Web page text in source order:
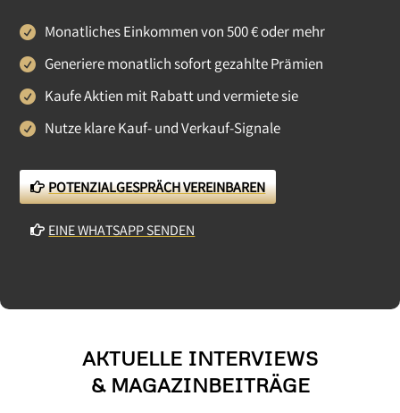
Monatliches Einkommen von 500 € oder mehr
Generiere monatlich sofort gezahlte Prämien
Kaufe Aktien mit Rabatt und vermiete sie
Nutze klare Kauf- und Verkauf-Signale
POTENZIALGESPRÄCH VEREINBAREN
EINE WHATSAPP SENDEN
AKTUELLE INTERVIEWS
& MAGAZINBEITRÄGE